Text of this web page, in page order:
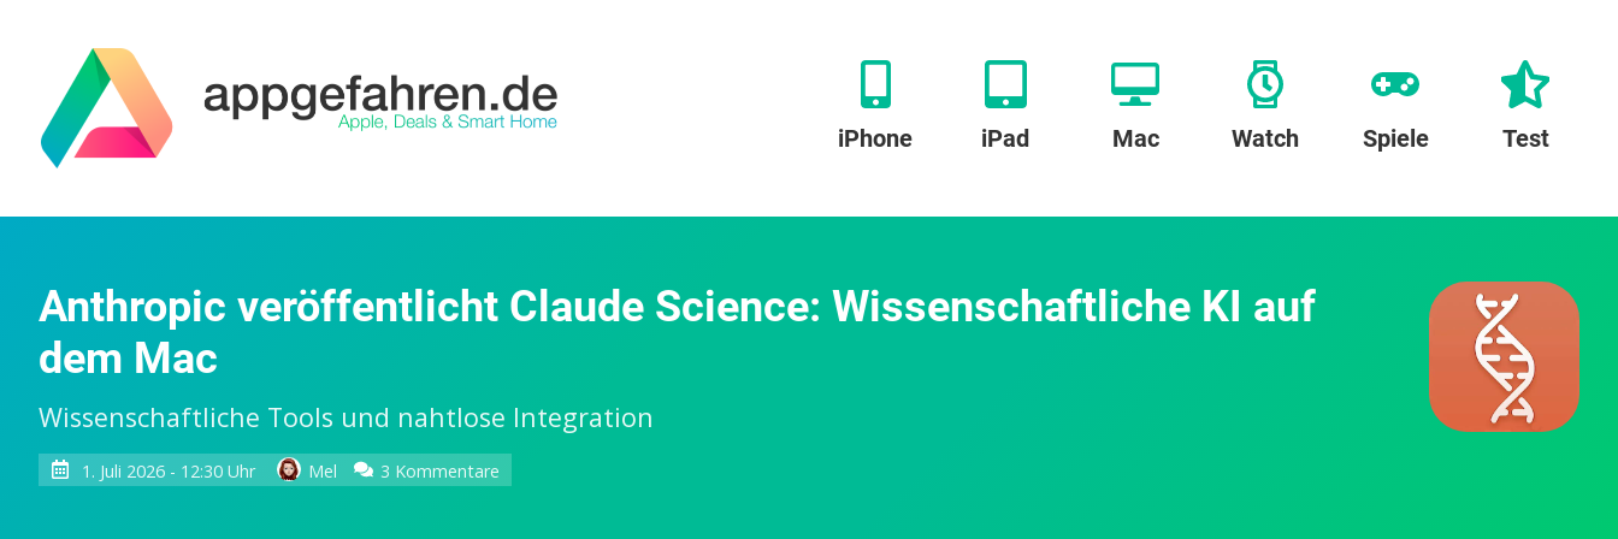
iPhone iPad Mac Watch Spiele Test
Anthropic veröffentlicht Claude Science: Wissenschaftliche KI auf
dem Mac
Wissenschaftliche Tools und nahtlose Integration
1. Juli 2026 - 12:30 Uhr Mel 3 Kommentare